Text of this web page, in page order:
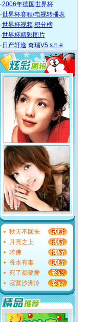
·2006年德国世界杯
·世界杯赛程/电视转播表
·世界杯视频 积分榜
·世界杯精彩图片
· 日产轩逸 奇瑞V5 s.h.e
秋天不回来
月亮之上
求佛
香水有毒
死了都要爱
寂寞沙洲冷